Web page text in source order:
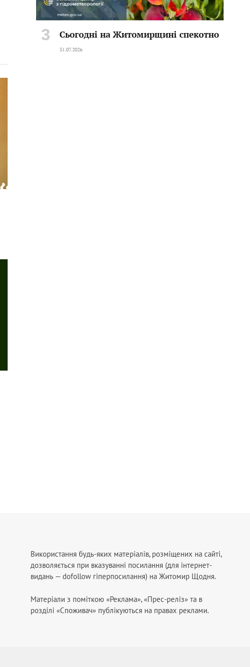
Сьогодні на Житомирщині спекотно
31.07.2026
Використання будь-яких матеріалів, розміщених на сайті,
дозволяється при вказуванні посилання (для інтернет-
видань — dofollow гіперпосилання) на Житомир Щодня.
Матеріали з поміткою «Реклама», «Прес-реліз» та в
розділі «Споживач» публікуються на правах реклами.